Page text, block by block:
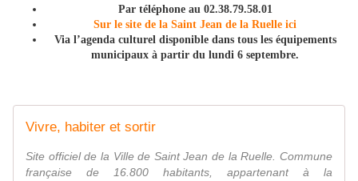
Par téléphone au 02.38.79.58.01
Sur le site de la Saint Jean de la Ruelle ici
Via l’agenda culturel disponible dans tous les équipements
municipaux à partir du lundi 6 septembre.
Vivre, habiter et sortir
Site officiel de la Ville de Saint Jean de la Ruelle. Commune
française de 16.800 habitants, appartenant à la